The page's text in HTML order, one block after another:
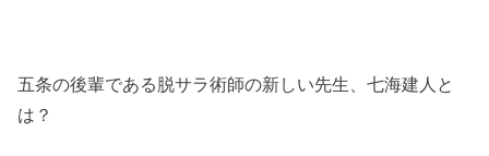
五条の後輩である脱サラ術師の新しい先生、七海建人と
は？